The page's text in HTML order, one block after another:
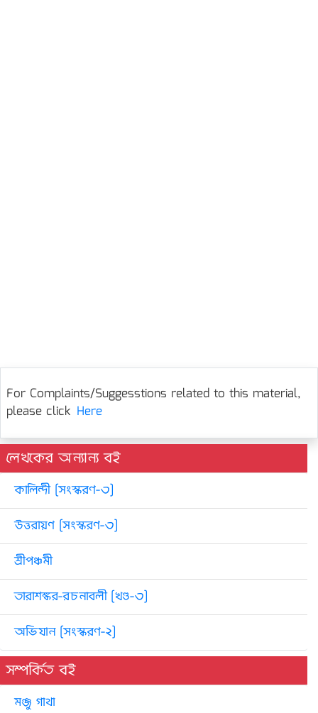
For Complaints/Suggesstions related to this material,
please click Here
লেখকের অন্যান্য বই
কালিন্দী [সংস্করণ-৩]
উত্তরায়ণ [সংস্করণ-৩]
শ্রীপঞ্চমী
তারাশঙ্কর-রচনাবলী [খণ্ড-৩]
অভিযান [সংস্করণ-২]
সম্পর্কিত বই
মঞ্জু গাথা